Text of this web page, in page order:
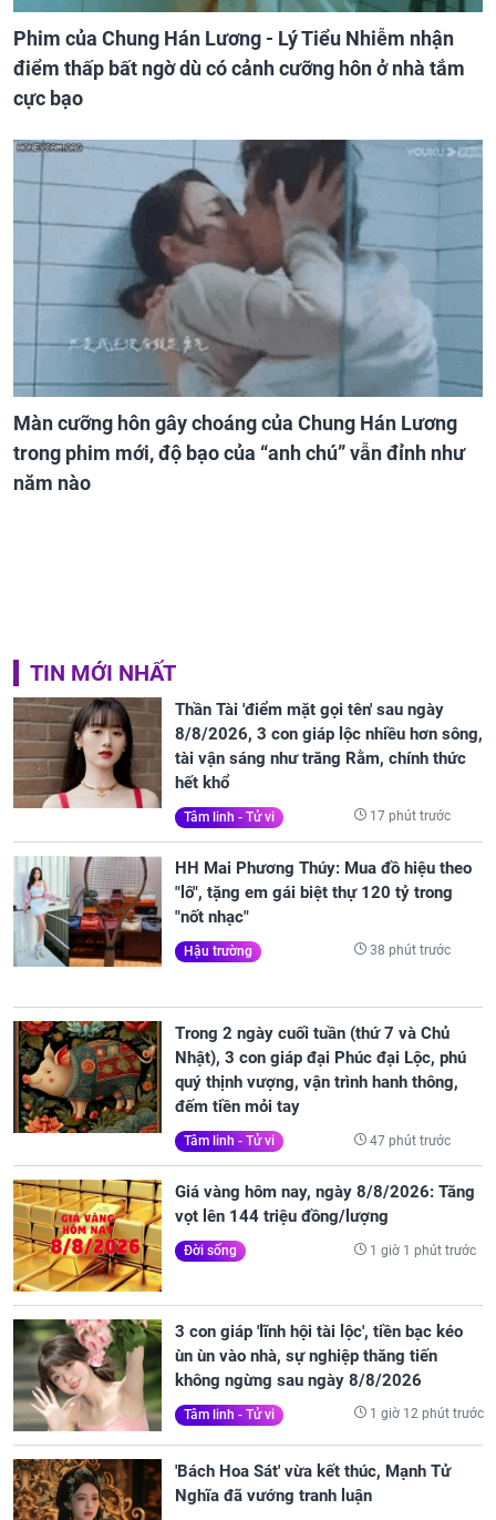
Phim của Chung Hán Lương - Lý Tiểu Nhiễm nhận
điểm thấp bất ngờ dù có cảnh cưỡng hôn ở nhà tắm
cực bạo
Màn cưỡng hôn gây choáng của Chung Hán Lương
trong phim mới, độ bạo của “anh chú” vẫn đỉnh như
năm nào
TIN MỚI NHẤT
Thần Tài 'điểm mặt gọi tên' sau ngày
8/8/2026, 3 con giáp lộc nhiều hơn sông,
tài vận sáng như trăng Rằm, chính thức
hết khổ
Tâm linh - Tử vi 17 phút trước
HH Mai Phương Thúy: Mua đồ hiệu theo
"lô", tặng em gái biệt thự 120 tỷ trong
"nốt nhạc"
Hậu trường 38 phút trước
Trong 2 ngày cuối tuần (thứ 7 và Chủ
Nhật), 3 con giáp đại Phúc đại Lộc, phú
quý thịnh vượng, vận trình hanh thông,
đếm tiền mỏi tay
Tâm linh - Tử vi 47 phút trước
Giá vàng hôm nay, ngày 8/8/2026: Tăng
vọt lên 144 triệu đồng/lượng
Đời sống 1 giờ 1 phút trước
3 con giáp 'lĩnh hội tài lộc', tiền bạc kéo
ùn ùn vào nhà, sự nghiệp thăng tiến
không ngừng sau ngày 8/8/2026
Tâm linh - Tử vi 1 giờ 12 phút trước
'Bách Hoa Sát' vừa kết thúc, Mạnh Tử
Nghĩa đã vướng tranh luận